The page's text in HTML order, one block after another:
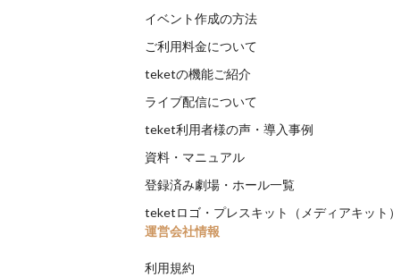
イベント作成の方法
ご利用料金について
teketの機能ご紹介
ライブ配信について
teket利用者様の声・導入事例
資料・マニュアル
登録済み劇場・ホール一覧
teketロゴ・プレスキット（メディアキット）
運営会社情報
利用規約